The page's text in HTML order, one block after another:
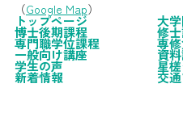
（Google Map）
トップページ 大
博士後期課程 修
専門職学位課程 専
一般向け講座 資
学生の声 星
新着情報 交